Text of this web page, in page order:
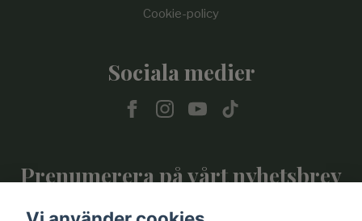
Cookie-policy
Sociala medier
Prenumerera på vårt nyhetsbrev